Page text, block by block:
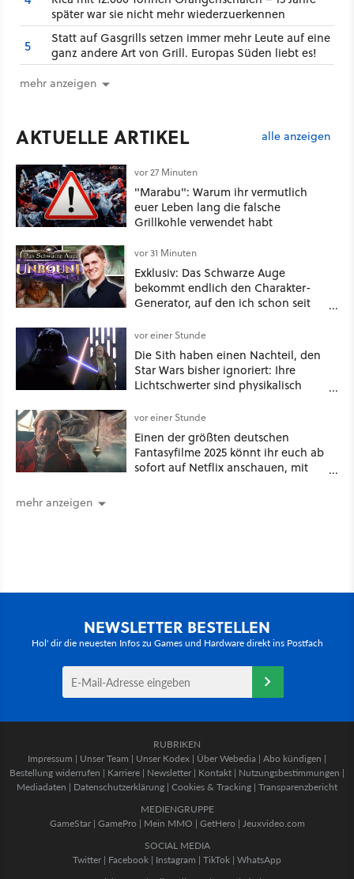
später war sie nicht mehr wiederzuerkennen
5
Statt auf Gasgrills setzen immer mehr Leute auf eine
ganz andere Art von Grill. Europas Süden liebt es!
mehr anzeigen
AKTUELLE ARTIKEL alle anzeigen
vor 27 Minuten
"Marabu": Warum ihr vermutlich
euer Leben lang die falsche
Grillkohle verwendet habt
vor 31 Minuten
Exklusiv: Das Schwarze Auge
bekommt endlich den Charakter-
Generator, auf den ich schon seit
vor einer Stunde
Die Sith haben einen Nachteil, den
Star Wars bisher ignoriert: Ihre
Lichtschwerter sind physikalisch
GameStar]
vor einer Stunde
Einen der größten deutschen
Fantasyfilme 2025 könnt ihr euch ab
sofort auf Netflix anschauen, mit
mehr anzeigen
NEWSLETTER BESTELLEN
Hol' dir die neuesten Infos zu Games und Hardware direkt ins Postfach
RUBRIKEN
Impressum | Unser Team | Unser Kodex | Über Webedia | Abo kündigen |
Bestellung widerrufen | Karriere | Newsletter | Kontakt | Nutzungsbestimmungen |
Mediadaten | Datenschutzerklärung | Cookies & Tracking | Transparenzbericht
MEDIENGRUPPE
GameStar| GamePro | Mein MMO | GetHero | Jeuxvideo.com
SOCIAL MEDIA
Twitter | Facebook | Instagram | TikTok | WhatsApp